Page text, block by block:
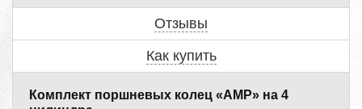
Отзывы
Как купить
Комплект поршневых колец «AMP» на 4